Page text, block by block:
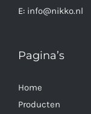
E: info@nikko.nl
Pagina’s
Home
Producten